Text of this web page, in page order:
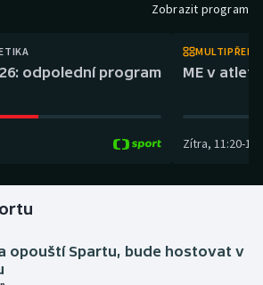
Zobrazit program
odpolední program ME v
Zítra, 11:20-
opouští Spartu, bude hostovat v